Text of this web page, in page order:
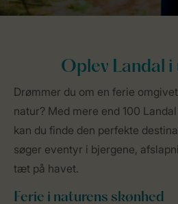
Oplev Landal
Drømmer du om en ferie
natur? Med mere end 100
kan du finde den perfekte
søger eventyr i bjergene,
tæt på havet.
Ferie i naturens skønhed